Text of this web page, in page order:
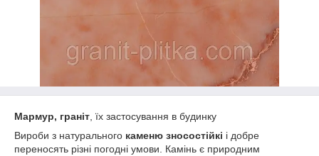
Мармур, граніт , їх застосування в будинку
Вироби з натурального каменю зносостійкі і добре
переносять різні погодні умови. Камінь є природним